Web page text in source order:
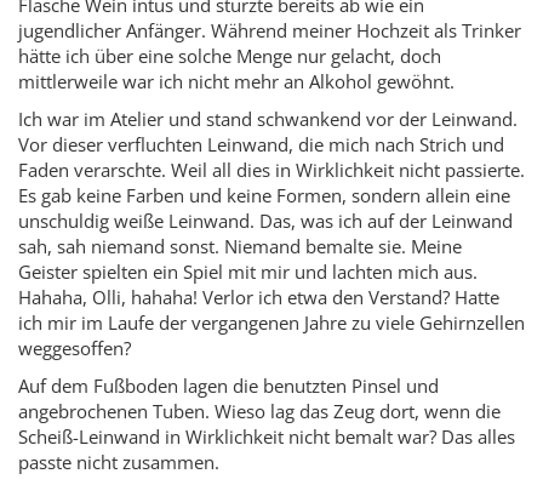
jugendlicher Anfänger. Während meiner Hochzeit als Trinker
hätte ich über eine solche Menge nur gelacht, doch
mittlerweile war ich nicht mehr an Alkohol gewöhnt.
Ich war im Atelier und stand schwankend vor der Leinwand.
Vor dieser verfluchten Leinwand, die mich nach Strich und
Faden verarschte. Weil all dies in Wirklichkeit nicht passierte.
Es gab keine Farben und keine Formen, sondern allein eine
unschuldig weiße Leinwand. Das, was ich auf der Leinwand
sah, sah niemand sonst. Niemand bemalte sie. Meine
Geister spielten ein Spiel mit mir und lachten mich aus.
Hahaha, Olli, hahaha! Verlor ich etwa den Verstand? Hatte
ich mir im Laufe der vergangenen Jahre zu viele Gehirnzellen
weggesoffen?
Auf dem Fußboden lagen die benutzten Pinsel und
angebrochenen Tuben. Wieso lag das Zeug dort, wenn die
Scheiß-Leinwand in Wirklichkeit nicht bemalt war? Das alles
passte nicht zusammen.